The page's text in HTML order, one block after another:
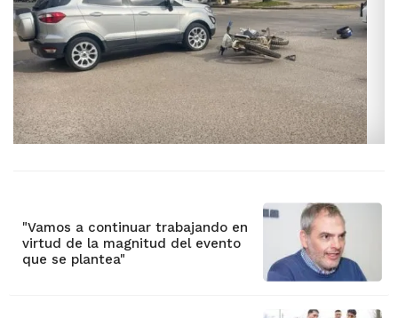
"Vamos a continuar trabajando en
virtud de la magnitud del evento
que se plantea"